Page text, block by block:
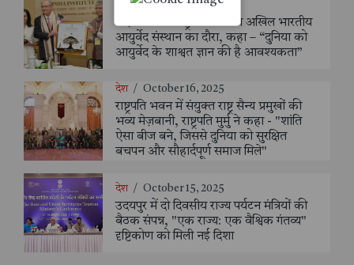
/ October 16, 2025
ब्राज़ील के उपराष्ट्रपति ने किया अखिल भारतीय
आयुर्वेद संस्थान का दौरा, कहा – “दुनिया को
आयुर्वेद के शाश्वत ज्ञान की है आवश्यकता”
देश / October 16, 2025
राष्ट्रपति भवन में संयुक्त राष्ट्र सैन्य प्रमुखों की
भव्य मेज़बानी, राष्ट्रपति मुर्मु ने कहा - "शांति
ऐसा बीज बने, जिससे दुनिया को सुरक्षित
बचपन और सौहार्दपूर्ण समाज मिले"
देश / October 15, 2025
उदयपुर में दो दिवसीय राज्य पर्यटन मंत्रियों की
बैठक संपन्न, "एक राज्य: एक वैश्विक गंतव्य"
दृष्टिकोण को मिली नई दिशा